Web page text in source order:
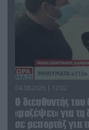
04.08.2026 | 12:02
O διευθυντής
«μαζέψει» για
σε ρεπορτάζ για